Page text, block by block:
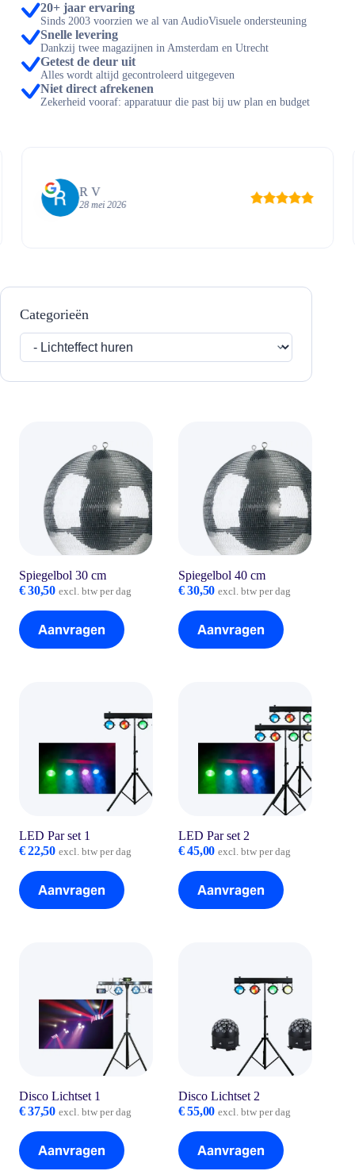
20+ jaar ervaring
Sinds 2003 voorzien we al van AudioVisuele ondersteuning
Snelle levering
Dankzij twee magazijnen in Amsterdam en Utrecht
Getest de deur uit
Alles wordt altijd gecontroleerd uitgegeven
Niet direct afrekenen
Zekerheid vooraf: apparatuur die past bij uw plan en budget
R V
28 mei 2026
Spiegelbol 30 cm
€30,50 excl. btw per dag
Aanvragen
Spiegelbol 40 cm
€30,50 excl. btw per dag
Aanvragen
LED Par set 1
€22,50 excl. btw per dag
Aanvragen
LED Par set 2
€45,00 excl. btw per dag
Aanvragen
Disco Lichtset 1
€37,50 excl. btw per dag
Aanvragen
Disco Lichtset 2
€55,00 excl. btw per dag
Aanvragen
Categorieën